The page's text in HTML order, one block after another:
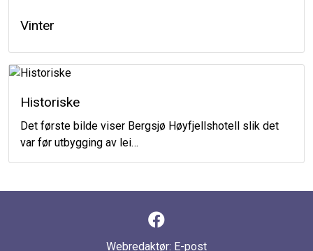
Vinter
Historiske
Det første bilde viser Bergsjø Høyfjellshotell slik det
var før utbygging av lei…
Webredaktør: E-post